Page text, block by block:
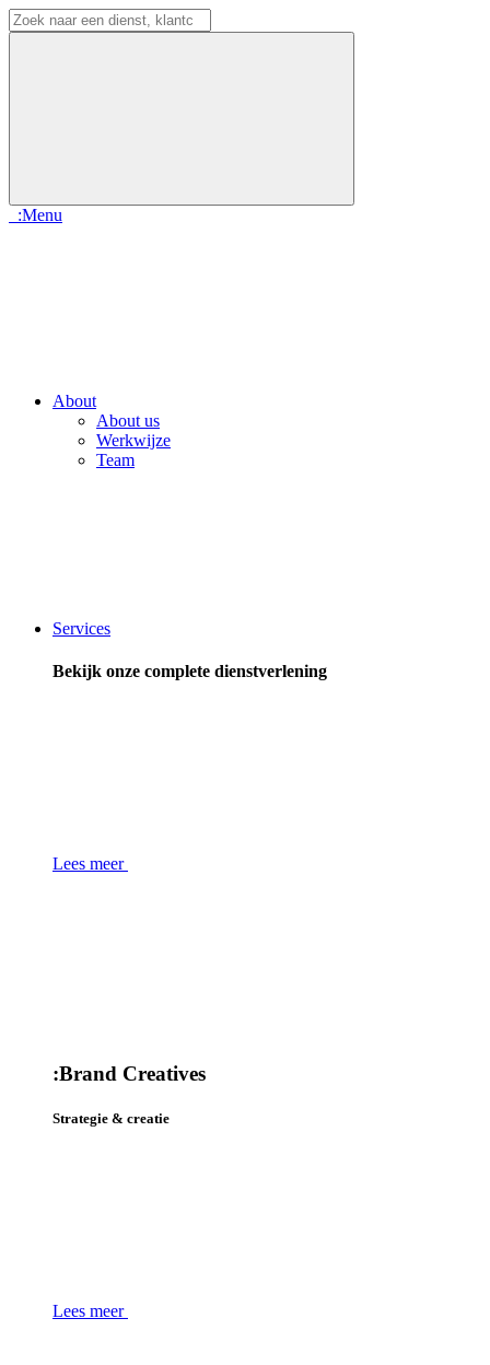
:Menu
About
About us
Werkwijze
Team
Services
Bekijk onze complete dienstverlening
Lees meer
:Brand Creatives
Strategie & creatie
Lees meer